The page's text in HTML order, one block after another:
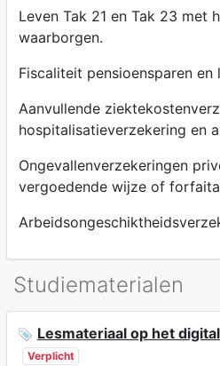
Leven Tak 21 en Tak 23 met
waarborgen.
Fiscaliteit pensioensparen en
Aanvullende
hospitalisatieverzekering en
Ongevallenverzekeringen
vergoedende wijze of
Studiematerialen
Lesmateriaal op het
Verplicht